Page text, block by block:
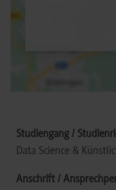
Data Science &